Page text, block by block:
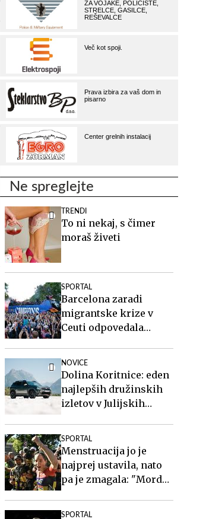
Ne spreglejte
TRENDI
To ni nekaj, s čimer
moraš živeti
SPORTAL
Barcelona zaradi
migrantske krize v
Ceuti odpovedala
NOVICE
Dolina Koritnice: eden
najlepših družinskih
izletov v Julijskih
SPORTAL
Menstruacija jo je
najprej ustavila, nato
pa je zmagala: "Morda
SPORTAL